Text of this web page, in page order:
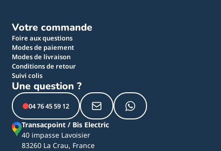
Votre commande
Foire aux questions
Modes de paiement
Modes de livraison
Conditions de retour
Suivi colis
Une question ?
04 76 45 59 12
Transacpoint / Bis Electric
40 impasse Lavoisier
83260 La Crau, France